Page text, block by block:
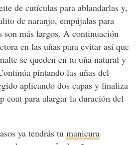
de cutículas para ablandarlas y,
de naranjo, empújalas para
son más largos. A continuación
en las uñas para evitar así que
se queden en tu uña natural y
pintando las uñas del
aplicando dos capas y finaliza
coat para alargar la duración del
ya tendrás tu manicura